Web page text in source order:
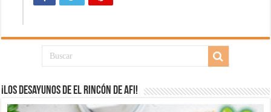
¡Los desayunos de El Rincón de Afi!